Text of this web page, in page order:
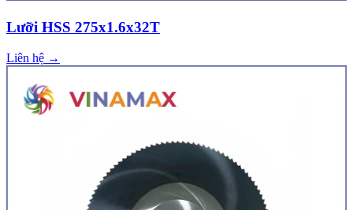
Lưỡi HSS 275x1.6x32T
Liên hệ →